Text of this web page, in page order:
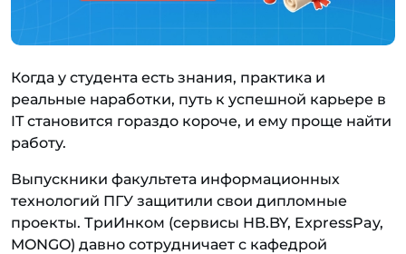
Когда у студента есть знания, практика и
реальные наработки, путь к успешной карьере в
IT становится гораздо короче, и ему проще найти
работу.
Выпускники факультета информационных
технологий ПГУ защитили свои дипломные
проекты. ТриИнком (сервисы HB.BY, ExpressPay,
MONGO) давно сотрудничает с кафедрой